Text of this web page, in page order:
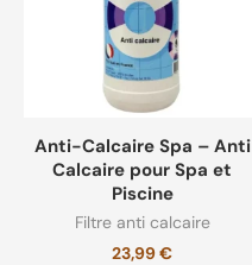
Filtre pour eau
Non classé
Spa gonflable 6 places
Anti-Calcaire Spa – Anti
Calcaire pour Spa et
Piscine
Filtre anti calcaire
23,99€